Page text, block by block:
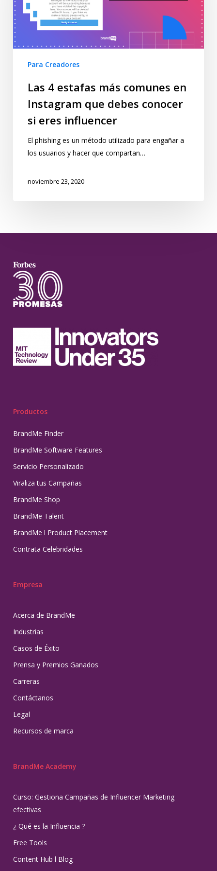
Para Creadores
Las 4 estafas más comunes en
Instagram que debes conocer
si eres influencer
El phishing es un método utilizado para engañar a
los usuarios y hacer que compartan…
noviembre 23, 2020
Productos
BrandMe Finder
BrandMe Software Features
Servicio Personalizado
Viraliza tus Campañas
BrandMe Shop
BrandMe Talent
BrandMe l Product Placement
Contrata Celebridades
Empresa
Acerca de BrandMe
Industrias
Casos de Éxito
Prensa y Premios Ganados
Carreras
Contáctanos
Legal
Recursos de marca
BrandMe Academy
Curso: Gestiona Campañas de Influencer Marketing
efectivas
¿ Qué es la Influencia ?
Free Tools
Content Hub l Blog